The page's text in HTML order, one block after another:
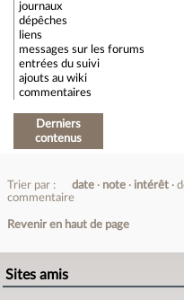
journaux
dépêches
liens
messages sur les forums
entrées du suivi
ajouts au wiki
commentaires
Derniers
contenus
Trier par : date note intérêt
commentaire
Revenir en haut de page
Sites amis